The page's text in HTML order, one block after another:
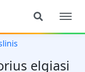
elgiasi